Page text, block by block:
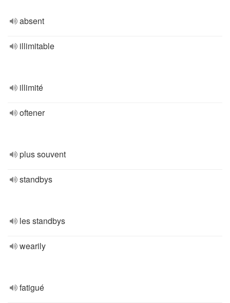
absent
illimitable
illimité
oftener
plus souvent
standbys
les standbys
wearily
fatigué